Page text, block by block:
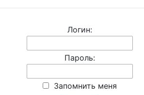
Логин:
Пароль:
Запомнить меня